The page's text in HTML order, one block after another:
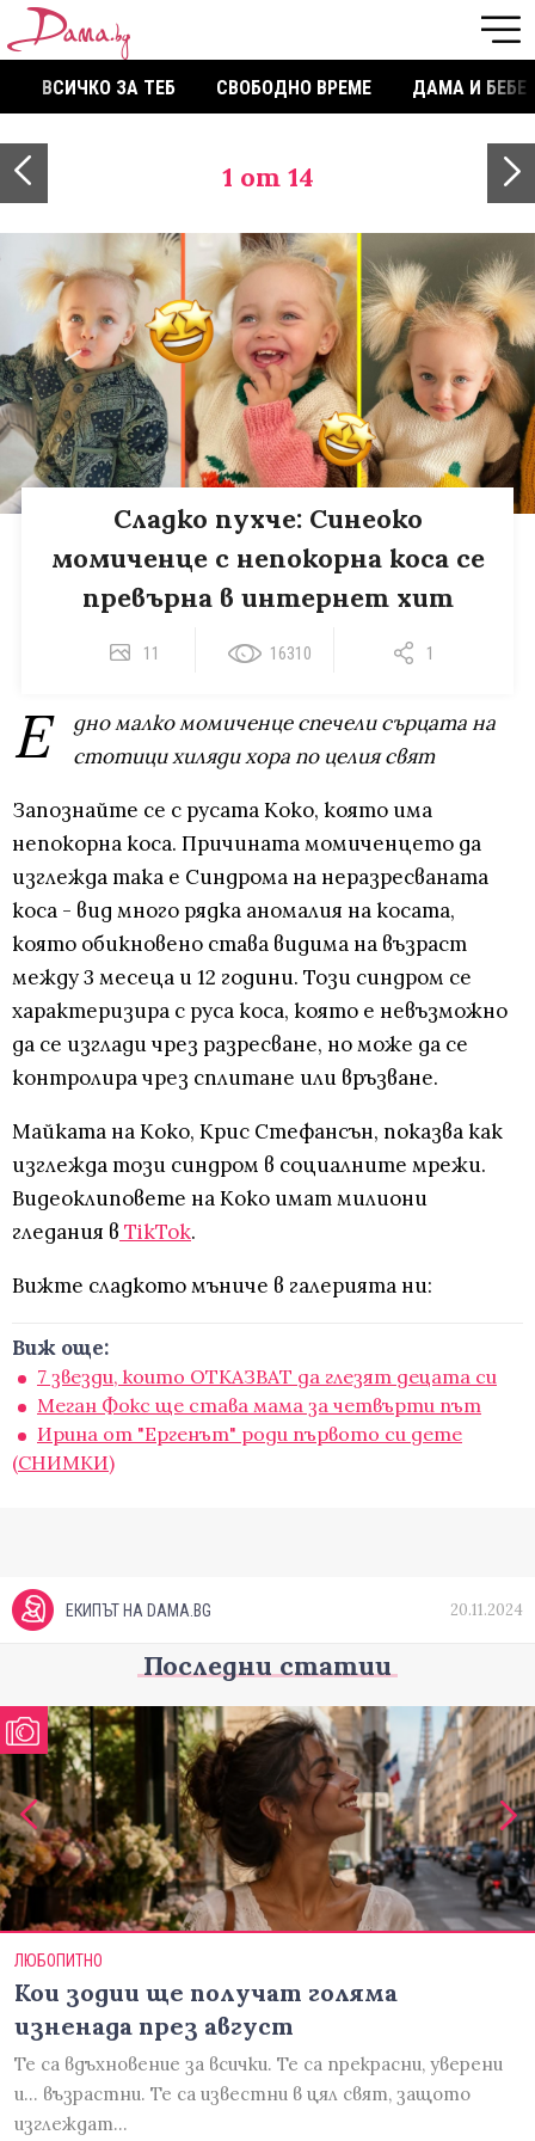
ВСИЧКО ЗА ТЕБ СВОБОДНО ВРЕМЕ ДАМА И БЕБЕ
1 от 14
Сладко пухче: Синеоко
момиченце с непокорна коса се
превърна в интернет хит
11 16310 1
Е
дно малко момиченце спечели сърцата на
стотици хиляди хора по целия свят
Запознайте се с русата Коко, която има
непокорна коса. Причината момиченцето да
изглежда така е Синдрома на неразресваната
коса - вид много рядка аномалия на косата,
която обикновено става видима на възраст
между 3 месеца и 12 години. Този синдром се
характеризира с руса коса, която е невъзможно
да се изглади чрез разресване, но може да се
контролира чрез сплитане или връзване.
Майката на Коко, Крис Стефансън, показва как
изглежда този синдром в социалните мрежи.
Видеоклиповете на Коко имат милиони
гледания в TikTok.
Вижте сладкото мъниче в галерията ни:
Виж още:
7 звезди, които ОТКАЗВАТ да глезят децата си
Меган Фокс ще става мама за четвърти път
Ирина от "Ергенът" роди първото си дете
(СНИМКИ)
ЕКИПЪТ НА DAMA.BG 20.11.2024
Последни статии
ЛЮБОПИТНО
Кои зодии ще получат голяма
изненада през август
Те са вдъхновение за всички. Те са прекрасни, уверени
и... възрастни. Те са известни в цял свят, защото
изглеждат…